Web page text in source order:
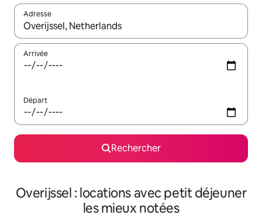
Adresse
Lorsque les résultats s'affichent, utilisez les flèches vers le
Arrivée
Départ
Rechercher
Overijssel : locations avec petit déjeuner
les mieux notées